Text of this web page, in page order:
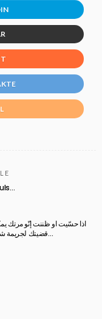
اذا حسّيت او ظننت إنّو مرتك
قضيتك لجريمة شرف!!! حكومة وقضاء زبالة بدهن فرز و تدوير…